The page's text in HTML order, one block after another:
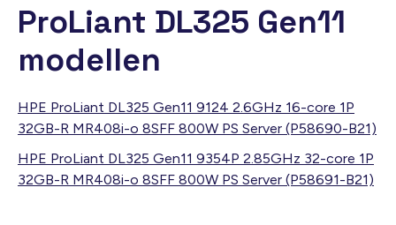
ProLiant DL325 Gen11
modellen
HPE ProLiant DL325 Gen11 9124 2.6GHz 16-core 1P
32GB-R MR408i-o 8SFF 800W PS Server (P58690-B21)
HPE ProLiant DL325 Gen11 9354P 2.85GHz 32-core 1P
32GB-R MR408i-o 8SFF 800W PS Server (P58691-B21)